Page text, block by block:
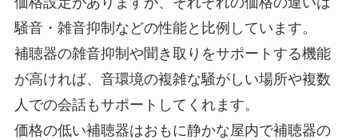
騒音・雑音抑制などの性能と比例しています。
補聴器の雑音抑制や聞き取りをサポートする機能
が高ければ、音環境の複雑な騒がしい場所や複数
人での会話もサポートしてくれます。
価格の低い補聴器はおもに静かな屋内で補聴器の